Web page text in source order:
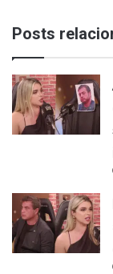
Posts